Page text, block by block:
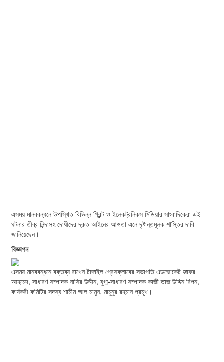
এসময় মানববন্ধনে উপস্থিত বিভিন্ন প্রিন্ট ও ইলেকট্রনিকস মিডিয়ার সাংবাদিকেরা এই
ঘটনার তীব্র নিন্দাসহ দোষীদের দ্রুত আইনের আওতা এনে দৃষ্টান্তমূলক শাস্তির দাবি
জানিয়েছেন।
বিজ্ঞাপন
এসময় মানববন্ধনে বক্তব্য রাখেন টাঙ্গাইল প্রেসক্লাবের সভাপতি এডভোকেট জাফর
আহমেদ, সাধারণ সম্পাদক নাসির উদ্দীন, যুগ্ম-সাধারণ সম্পাদক কাজী তাজ উদ্দিন রিপন,
কার্যকরী কমিটির সদস্য শামীম আল মামুন, মামুনুর রহমান প্রমূখ।